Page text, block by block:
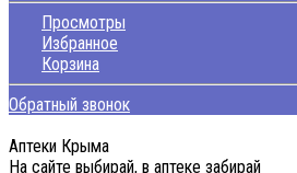
Просмотры
Избранное
Корзина
Обратный звонок
Аптеки Крыма
На сайте выбирай, в аптеке забирай